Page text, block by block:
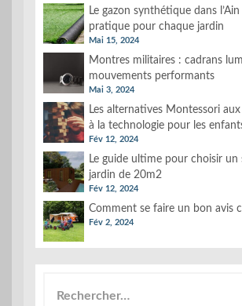
Le gazon synthétique dans
pratique pour chaque jardin
Mai 15, 2024
Montres militaires : cadrans
mouvements performants
Mai 3, 2024
Les alternatives Montessori
à la technologie pour les
Fév 12, 2024
Le guide ultime pour choisir un
jardin de 20m2
Fév 12, 2024
Comment se faire un bon avis
Fév 2, 2024